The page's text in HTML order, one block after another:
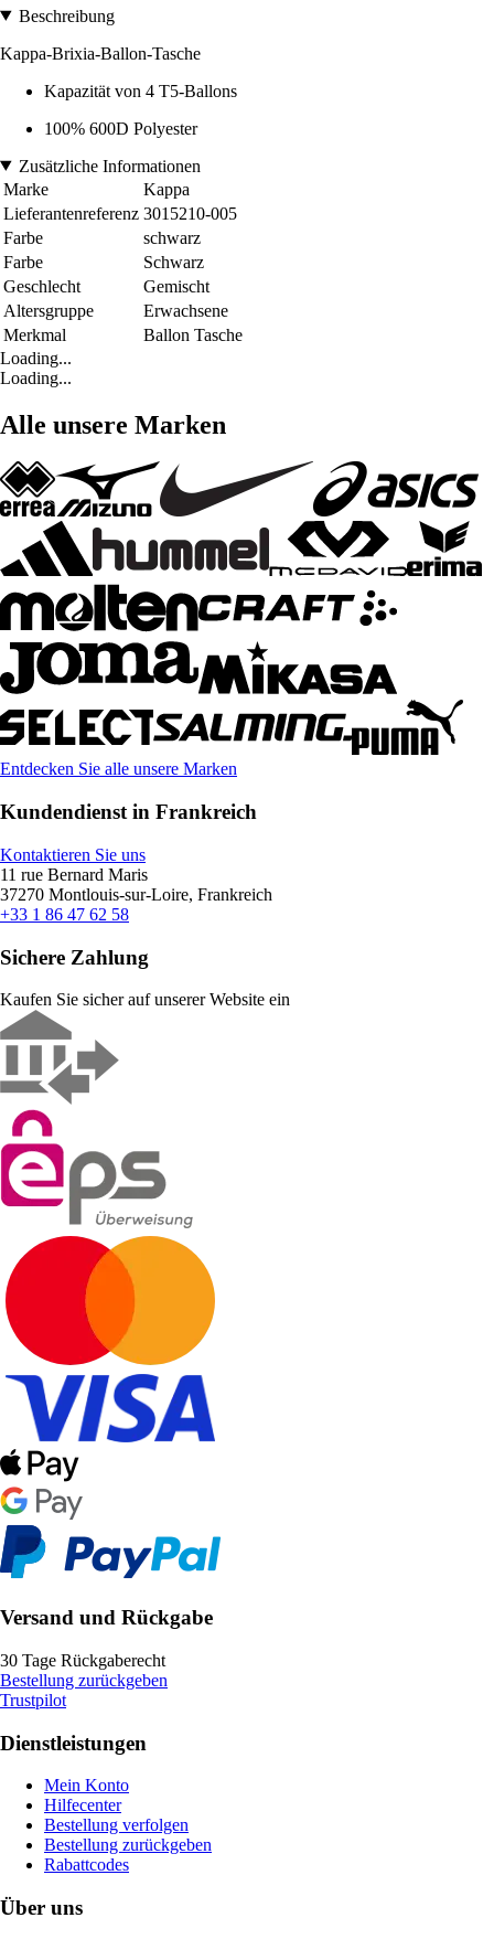
Beschreibung
Kappa-Brixia-Ballon-Tasche
Kapazität von 4 T5-Ballons
100% 600D Polyester
Zusätzliche Informationen
Marke
Kappa
Lieferantenreferenz 3015210-005
Farbe
schwarz
Farbe
Schwarz
Geschlecht
Gemischt
Altersgruppe
Erwachsene
Merkmal
Ballon Tasche
Loading...
Loading...
Alle unsere Marken
Entdecken Sie alle unsere Marken
Kundendienst in Frankreich
Kontaktieren Sie uns
11 rue Bernard Maris
37270 Montlouis-sur-Loire, Frankreich
+33 1 86 47 62 58
Sichere Zahlung
Kaufen Sie sicher auf unserer Website ein
Versand und Rückgabe
30 Tage Rückgaberecht
Bestellung zurückgeben
Trustpilot
Dienstleistungen
Mein Konto
Hilfecenter
Bestellung verfolgen
Bestellung zurückgeben
Rabattcodes
Über uns